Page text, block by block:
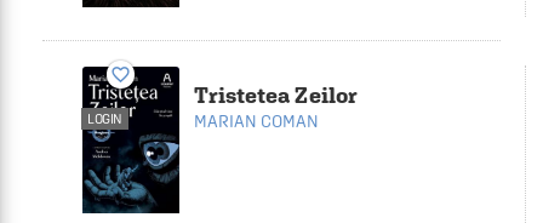
favorite_border
Tristetea Zeilor
MARIAN COMAN
LOGIN